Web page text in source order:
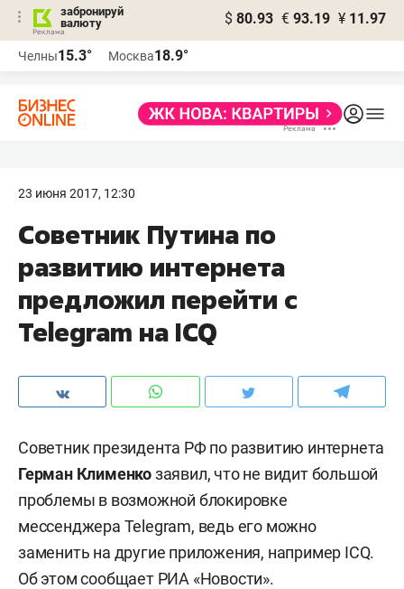
забронируй
валюту
$ 80.93 € 93.19 ¥ 11.97
Челны15.3° Москва18.9°
23 июня 2017, 12:30
Советник Путина по
развитию интернета
предложил перейти с
Telegram на ICQ
Советник президента РФ по развитию интернета
Герман Клименкозаявил, что не видит большой
проблемы в возможной блокировке
мессенджера Telegram, ведь его можно
заменить на другие приложения, например ICQ.
Об этом сообщает РИА «Новости».